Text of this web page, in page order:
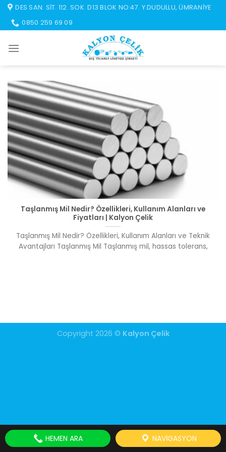
İçeriğe
atla
DES SAN. SIT. 112. SOK. D13 BLOK NO:47. Y.DUDULLU, ÜMRANIYE
0850 259 69 09
Taşlanmış Mil Nedir? Özellikleri, Kullanım Alanları ve
Fiyatları | Kalyon Çelik
Taşlanmış Mil Nedir? Özellikleri, Kullanım Alanları ve Teknik
Avantajları Taşlanmış Mil Taşlanmış mil, hassas tolerans,
Copyright 2026 © Kalyon Çelik
HEMEN ARA NAVIGASYON